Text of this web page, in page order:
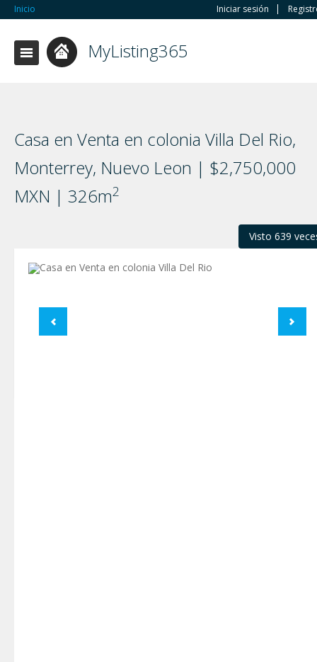
Inicio Iniciar sesión
MyListing365
Casa en Venta en colonia Villa Del Rio,
Monterrey, Nuevo Leon | $2,750,000
MXN | 326m2
Visto 639